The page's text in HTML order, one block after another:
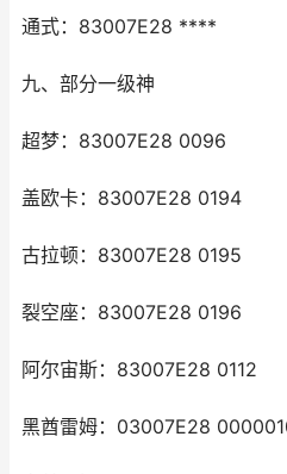
通式：83007E28 ****
九、部分一级神
超梦：83007E28 0096
盖欧卡：83007E28 0194
古拉顿：83007E28 0195
裂空座：83007E28 0196
阿尔宙斯：83007E28 0112
黑酋雷姆：03007E28